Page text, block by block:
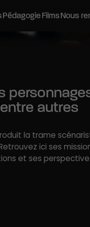
PédagogieFilmsNous
autres
la trame
ici ses
et ses